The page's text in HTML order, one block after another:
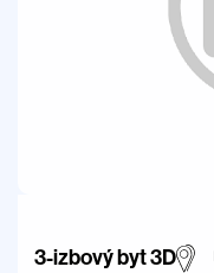
3-izbový byt 3D